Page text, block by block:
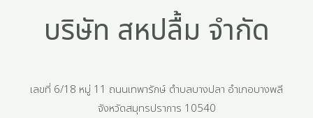
บริษัท สหปลื้ม จำกัด
เลขที่ 6/18 หมู่ 11 ถนนเทพารักษ์ ตำบลบางปลา อำเภอบางพลี
จังหวัดสมุทรปราการ 10540